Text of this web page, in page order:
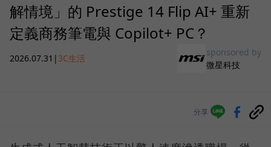
解情境」的 Prestige 14 Flip AI+ 重新
定義商務筆電與 Copilot+ PC？
2026.07.31 | 3C生活
sponsored by
微星科技
分享